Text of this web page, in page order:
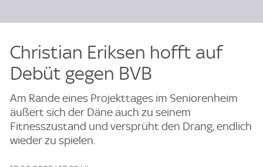
Christian Eriksen hofft auf
Debüt gegen BVB
Am Rande eines Projekttages im Seniorenheim
äußert sich der Däne auch zu seinem
Fitnesszustand und versprüht den Drang, endlich
wieder zu spielen.